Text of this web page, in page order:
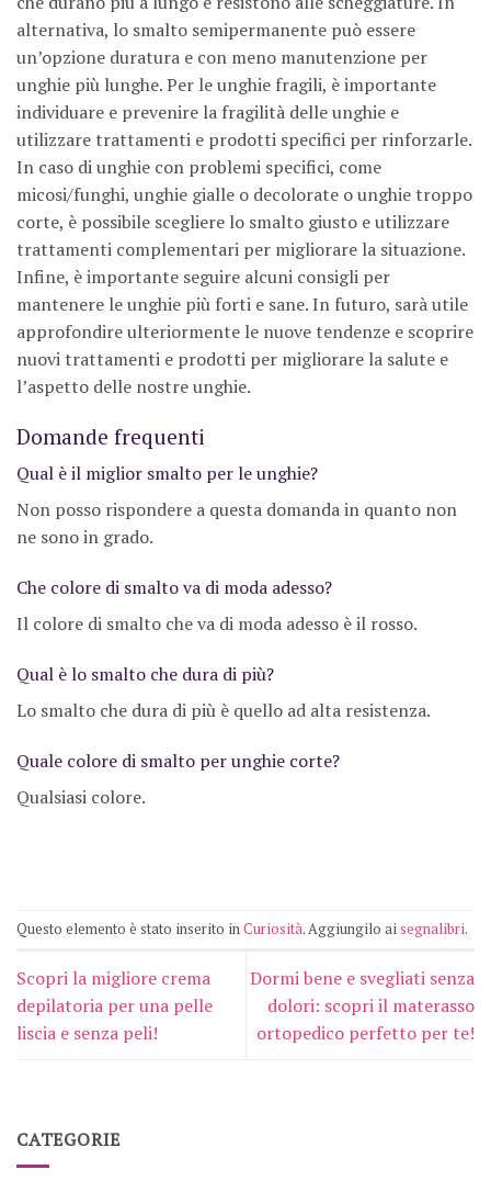
alternativa, lo smalto semipermanente può essere
un’opzione duratura e con meno manutenzione per
unghie più lunghe. Per le unghie fragili, è importante
individuare e prevenire la fragilità delle unghie e
utilizzare trattamenti e prodotti specifici per rinforzarle.
In caso di unghie con problemi specifici, come
micosi/funghi, unghie gialle o decolorate o unghie troppo
corte, è possibile scegliere lo smalto giusto e utilizzare
trattamenti complementari per migliorare la situazione.
Infine, è importante seguire alcuni consigli per
mantenere le unghie più forti e sane. In futuro, sarà utile
approfondire ulteriormente le nuove tendenze e scoprire
nuovi trattamenti e prodotti per migliorare la salute e
l’aspetto delle nostre unghie.
Domande frequenti
Qual è il miglior smalto per le unghie?
Non posso rispondere a questa domanda in quanto non
ne sono in grado.
Che colore di smalto va di moda adesso?
Il colore di smalto che va di moda adesso è il rosso.
Qual è lo smalto che dura di più?
Lo smalto che dura di più è quello ad alta resistenza.
Quale colore di smalto per unghie corte?
Qualsiasi colore.
Questo elemento è stato inserito inCuriosità. Aggiungilo aisegnalibri.
Scopri la migliore crema
depilatoria per una pelle
liscia e senza peli!
Dormi bene e svegliati senza
dolori: scopri il materasso
ortopedico perfetto per te!
CATEGORIE